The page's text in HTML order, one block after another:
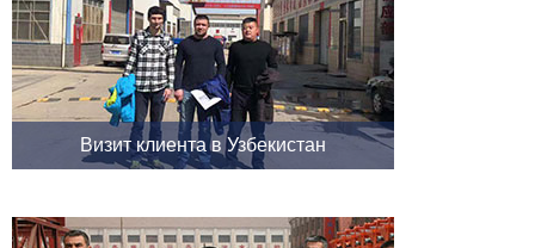
Визит клиента в Узбекистан